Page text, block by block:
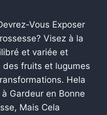
Vous Exposer
Visez à la
et variée et
des fruits et lugumes
Hela
Gardeur en Bonne
Mais Cela